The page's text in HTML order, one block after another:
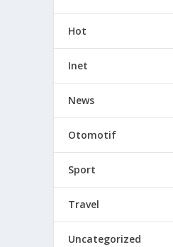
Hot
Inet
News
Otomotif
Sport
Travel
Uncategorized